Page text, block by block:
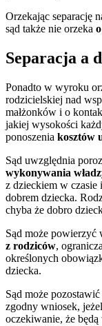
Orzekając separację
sąd także nie orzeka
Separacja a
Ponadto w wyroku
rodzicielskiej nad
małżonków i o
jakiej wysokości
ponoszenia kosztów
Sąd uwzględnia
wykonywania
z dzieckiem w czasie
dobrem dziecka.
chyba że dobro
Sąd może powierzyć
z rodziców,
określonych
dziecka.
Sąd może
zgodny wniosek,
oczekiwanie, że będą